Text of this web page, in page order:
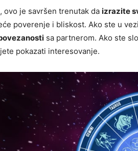
ovo je savršen trenutak da izrazite
poverenje i bliskost. Ako ste u
sa partnerom. Ako ste
pokazati interesovanje.